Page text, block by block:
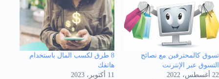
تسوق كالمحترفين مع نصائح
التسوق عبر الإنترنت
22 أغسطس، 2022
8 طرق لكسب المال باستخدام
هاتفك
11 أكتوبر، 2023